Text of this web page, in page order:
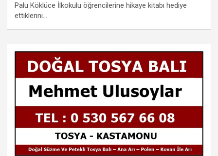
Palu Köklüce İlkokulu öğrencilerine hikaye kitabı hediye
ettiklerini…